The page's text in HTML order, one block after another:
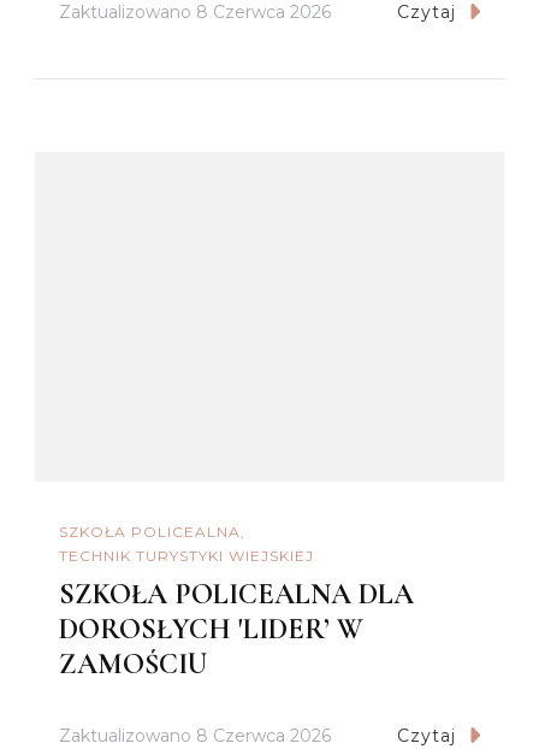
Zaktualizowano 8 Czerwca 2026 Czytaj
SZKOŁA POLICEALNA
TECHNIK TURYSTYKI WIEJSKIEJ
SZKOŁA POLICEALNA DLA
DOROSŁYCH 'LIDER’ W
ZAMOŚCIU
Zaktualizowano 8 Czerwca 2026 Czytaj